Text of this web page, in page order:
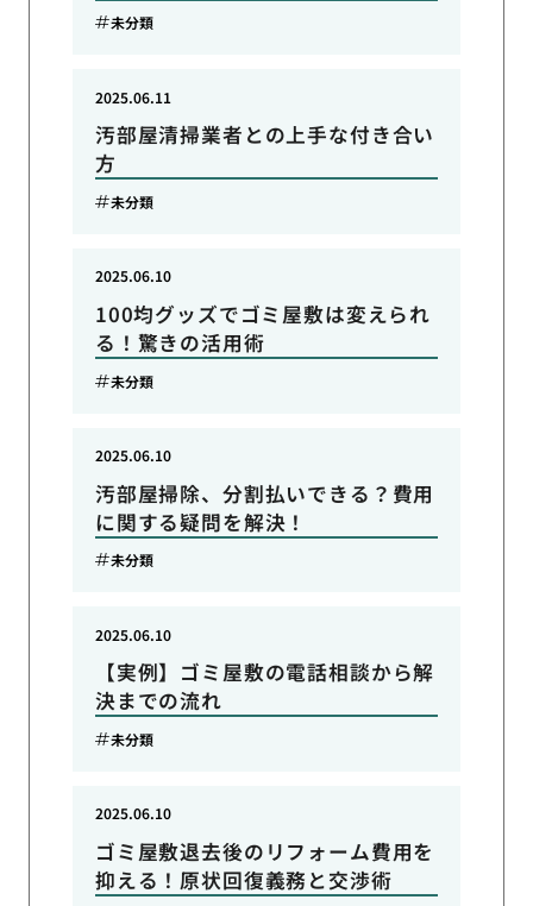
未分類
汚部屋清掃業者との上手な付き合い
方
2025.06.11
未分類
100均グッズでゴミ屋敷は変えられ
る！驚きの活用術
2025.06.10
未分類
汚部屋掃除、分割払いできる？費用
に関する疑問を解決！
2025.06.10
未分類
【実例】ゴミ屋敷の電話相談から解
決までの流れ
2025.06.10
未分類
ゴミ屋敷退去後のリフォーム費用を
抑える！原状回復義務と交渉術
2025.06.10